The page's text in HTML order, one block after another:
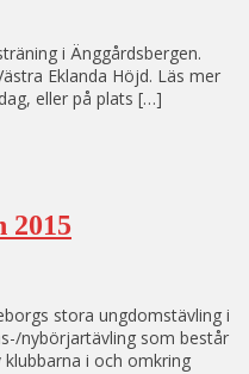
i Änggårdsbergen.
Eklanda Höjd. Läs mer
eller på plats […]
2015
stora ungdomstävling i
nybörjartävling som består
klubbarna i och omkring